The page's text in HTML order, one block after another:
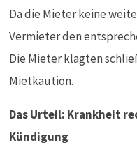
Da die Mieter keine
Vermieter den
Die Mieter klagten
Mietkaution.
Das Urteil: Krankheit
Kündigung